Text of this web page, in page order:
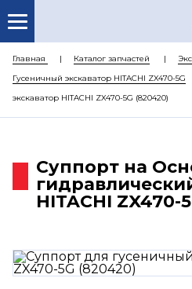
О
КАТАЛОГ
ЦЕНЫ
Главная Каталог запчастей
Гусеничный экскаватор HITACHI ZX470-5G
экскаватор HITACHI ZX470-5G (820420)
Суппорт на
HITACHI ZX470-